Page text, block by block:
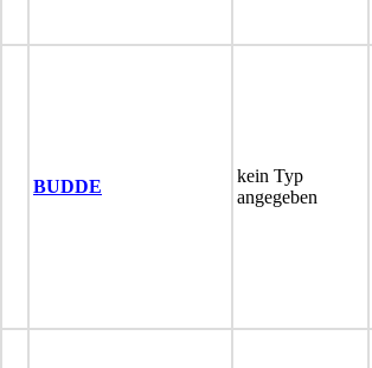
BUDDE
kein Typ
angegeben